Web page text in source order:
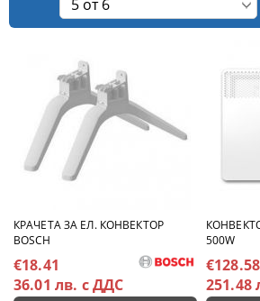
КРАЧЕТА ЗА ЕЛ. КОНВЕКТОР
BOSCH
€18.41
36.01 лв. с ДДС
500W
€128.58
251.48